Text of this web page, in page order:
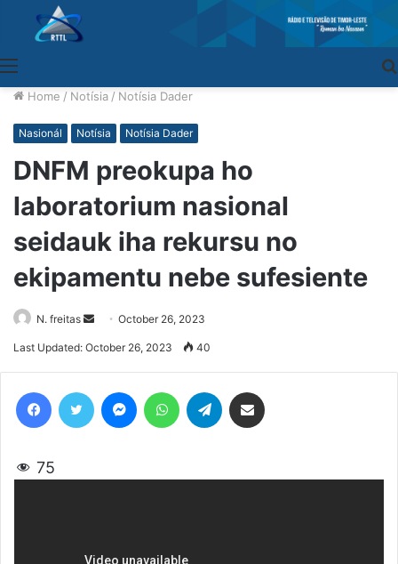
Home / Notísia / Notísia Dader
Nasionál Notísia Notísia Dader
DNFM preokupa ho
laboratorium nasional
seidauk iha rekursu no
ekipamentu nebe sufesiente
N. freitas
SendOctober 26, 2023
Last Updated: October 26, 2023 40
75